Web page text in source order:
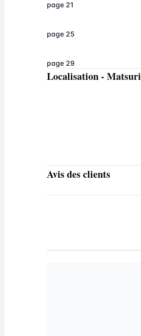
page 21
page 25
page 29
Localisation- Matsuri
Avis des clients